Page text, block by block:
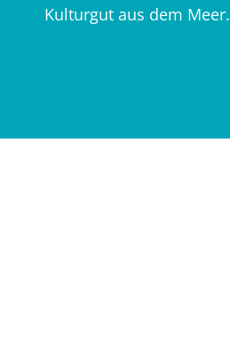
Kulturgut aus dem Meer.